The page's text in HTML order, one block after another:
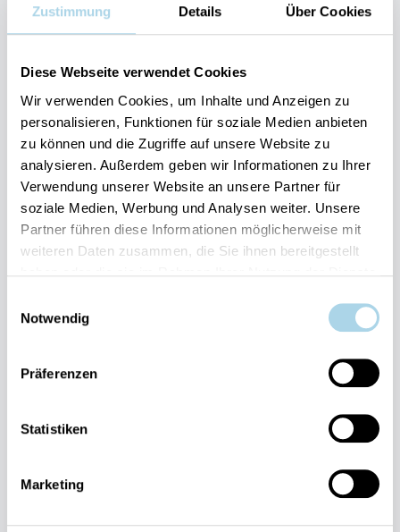
Zustimmung Details Über Cookies
Diese Webseite verwendet Cookies
Wir verwenden Cookies, um Inhalte und Anzeigen zu
personalisieren, Funktionen für soziale Medien anbieten
zu können und die Zugriffe auf unsere Website zu
analysieren. Außerdem geben wir Informationen zu Ihrer
Verwendung unserer Website an unsere Partner für
soziale Medien, Werbung und Analysen weiter. Unsere
Partner führen diese Informationen möglicherweise mit
weiteren Daten zusammen, die Sie ihnen bereitgestellt
Notwendig
Präferenzen
Statistiken
Marketing
Ihre Vorteile auf einen Blick:
Bestpreis-Garantie für Ihren Urlaub
Flexible An- und Abreise 24/7 möglich
Risikofrei bis 60 Tage vorher stornieren
Sofortige Buchungsbestätigung
Persönlicher Gästeservice vor Ort Transparente
Fragen und Wünsche?